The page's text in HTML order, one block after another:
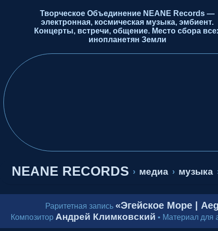
Творческое Объединение NEANE Records —
электронная, космическая музыка, эмбиент.
Концерты, встречи, общение. Место сбора
инопланетян Земли
NEANE RECORDS › медиа › музыка
Раритетная запись «Эгейское Море |
Композитор Андрей Климковский • Материал для